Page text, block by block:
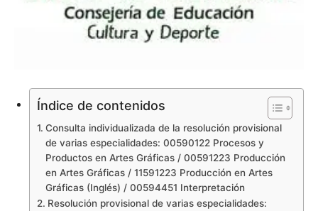
Índice de contenidos
Consulta individualizada de la resolución provisional
de varias especialidades: 00590122 Procesos y
Productos en Artes Gráficas / 00591223 Producción
en Artes Gráficas / 11591223 Producción en Artes
Gráficas (Inglés) / 00594451 Interpretación
Resolución provisional de varias especialidades: